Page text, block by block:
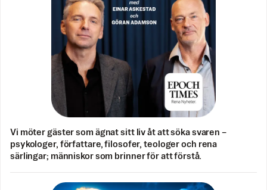
Vi möter gäster som ägnat sitt liv åt att söka svaren –
psykologer, författare, filosofer, teologer och rena
särlingar; människor som brinner för att förstå.